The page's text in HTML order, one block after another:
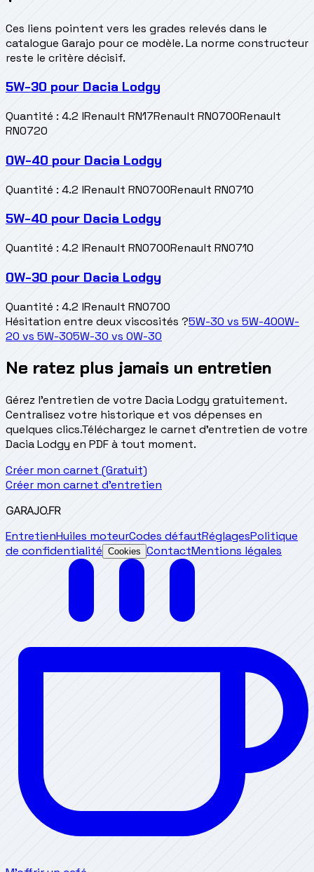
Ces liens pointent vers les grades relevés dans le
catalogue Garajo pour ce modèle. La norme constructeur
reste le critère décisif.
5W-30 pour Dacia Lodgy
Quantité : 4.2 lRenault RN17Renault RN0700Renault
RN0720
0W-40 pour Dacia Lodgy
Quantité : 4.2 lRenault RN0700Renault RN0710
5W-40 pour Dacia Lodgy
Quantité : 4.2 lRenault RN0700Renault RN0710
0W-30 pour Dacia Lodgy
Quantité : 4.2 lRenault RN0700
Hésitation entre deux viscosités ?5W-30 vs 5W-400W-
20 vs 5W-305W-30 vs 0W-30
Ne ratez plus jamais un entretien
Gérez l'entretien de votre Dacia Lodgy gratuitement.
Centralisez votre historique et vos dépenses en
quelques clics.Téléchargez le carnet d'entretien de votre
Dacia Lodgy en PDF à tout moment.
Créer mon carnet (Gratuit)
Créer mon carnet d'entretien
GARAJO.FR
EntretienHuiles moteurCodes défautRéglagesPolitique
de confidentialité Cookies ContactMentions légales